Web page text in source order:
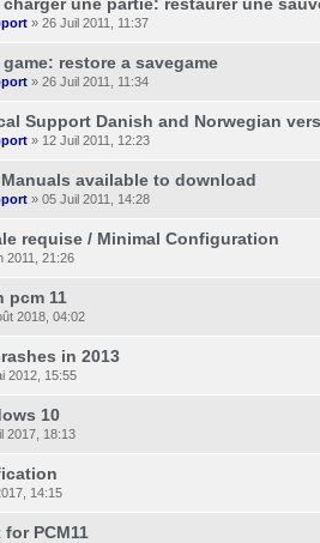
» 26 Juil 2011, 11:37
restore a savegame
» 26 Juil 2011, 11:34
Support Danish and Norwegian
» 12 Juil 2011, 12:23
Manuals available to download
» 05 Juil 2011, 14:28
requise / Minimal Configuration
2011, 21:26
pcm 11
2018, 04:02
in 2013
2012, 15:55
10
2017, 18:13
14:15
PCM11